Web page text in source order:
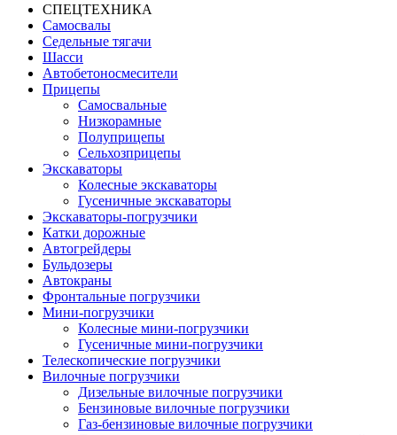
СПЕЦТЕХНИКА
Самосвалы
Седельные тягачи
Шасси
Автобетоно­смесители
Прицепы
Самосвальные
Низкорамные
Полуприцепы
Сельхозприцепы
Экскаваторы
Колесные экскаваторы
Гусеничные экскаваторы
Экскаваторы-погрузчики
Катки дорожные
Автогрейдеры
Бульдозеры
Автокраны
Фронтальные погрузчики
Мини-погрузчики
Колесные мини-погрузчики
Гусеничные мини-погрузчики
Телескопические погрузчики
Вилочные погрузчики
Дизельные вилочные погрузчики
Бензиновые вилочные погрузчики
Газ-бензиновые вилочные погрузчики